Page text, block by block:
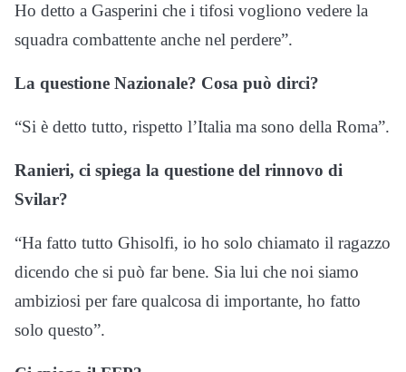
Ho detto a Gasperini che i tifosi vogliono vedere la
squadra combattente anche nel perdere”.
La questione Nazionale? Cosa può dirci?
“Si è detto tutto, rispetto l’Italia ma sono della Roma”.
Ranieri, ci spiega la questione del rinnovo di
Svilar?
“Ha fatto tutto Ghisolfi, io ho solo chiamato il ragazzo
dicendo che si può far bene. Sia lui che noi siamo
ambiziosi per fare qualcosa di importante, ho fatto
solo questo”.